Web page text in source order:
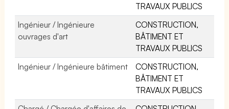
TRAVAUX PUBLICS
Ingénieur / Ingénieure
ouvrages d'art
CONSTRUCTION,
BÂTIMENT ET
TRAVAUX PUBLICS
Ingénieur / Ingénieure bâtiment
CONSTRUCTION,
BÂTIMENT ET
TRAVAUX PUBLICS